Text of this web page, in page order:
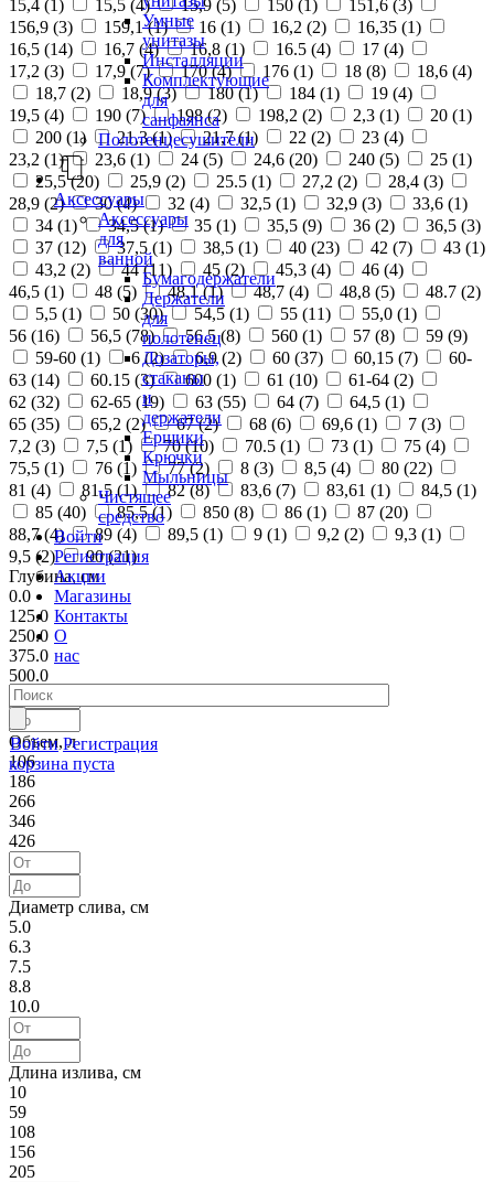
Умные
унитазы
Инсталляции
Комплектующие
для
санфаянса
Полотенцесушители
Аксессуары
Аксессуары
для
ванной
Бумагодержатели
Держатели
для
полотенец
Дозаторы,
стаканы
и
держатели
Ершики
Крючки
Мыльницы
Чистящее
средство
Войти
Регистрация
Акции
Магазины
Контакты
О
нас
Войти Регистрация
корзина пуста
15,4 (1 ) 15,5 (4) 15,9 (5) 150 (1 ) 151,6 (3)
156,9 (3) 159,1 (1) 16 (1) 16,2 (2) 16,35 (1)
16,5 (14) 16,7 (4) 16,8 (1) 16.5 (4) 17 (4)
17,2 (3) 17,9 (7) 170 (4) 176 (1) 18 (8) 18,6 (4)
18,7 (2) 18,9 (3) 180 (1) 184 (1) 19 (4)
19,5 (4) 190 (7) 198 (2) 198,2 (2) 2,3 (1) 20 (1)
200 (1) 21,3 (1) 21,7 (1) 22 (2) 23 (4)
23,2 (1) 23,6 (1) 24 (5) 24,6 (20) 240 (5) 25 (1)
25,5 (20) 25,9 (2) 25.5 (1) 27,2 (2) 28,4 (3)
28,9 (2) 30 (4) 32 (4) 32,5 (1) 32,9 (3) 33,6 (1)
34 (1) 34,5 (1) 35 (1) 35,5 (9) 36 (2) 36,5 (3)
37 (12) 37,5 (1) 38,5 (1) 40 (23) 42 (7) 43 (1)
43,2 (2) 44 (11) 45 (2) 45,3 (4) 46 (4)
46,5 (1) 48 (5) 48,1 (1) 48,7 (4) 48,8 (5) 48.7 (2)
5,5 (1) 50 (30) 54,5 (1) 55 (11) 55,0 (1)
56 (16) 56,5 (78) 56.5 (8) 560 (1) 57 (8) 59 (9)
59-60 (1) 6 (2) 6,9 (2) 60 (37) 60,15 (7)
60-
63 (14) 60.15 (3) 600 (1) 61 (10) 61-64 (2)
62 (32) 62-65 (19) 63 (55) 64 (7) 64,5 (1)
65 (35) 65,2 (2) 67 (2) 68 (6) 69,6 (1) 7 (3)
7,2 (3) 7,5 (1) 70 (10) 70.5 (1) 73 (1) 75 (4)
75,5 (1) 76 (1) 77 (2) 8 (3) 8,5 (4) 80 (22)
81 (4) 81,5 (1) 82 (8) 83,6 (7) 83,61 (1) 84,5 (1)
85 (40) 85,5 (1) 850 (8) 86 (1) 87 (20)
88,7 (4) 89 (4) 89,5 (1) 9 (1) 9,2 (2) 9,3 (1)
9,5 (2) 90 (21)
Глубина, см
0.0
125.0
250.0
375.0
500.0
Объем, л
106
186
266
346
426
Диаметр слива, см
5.0
6.3
7.5
8.8
10.0
Длина излива, см
10
59
108
156
205